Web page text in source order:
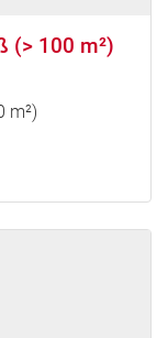
(> 100 m²)
m²)